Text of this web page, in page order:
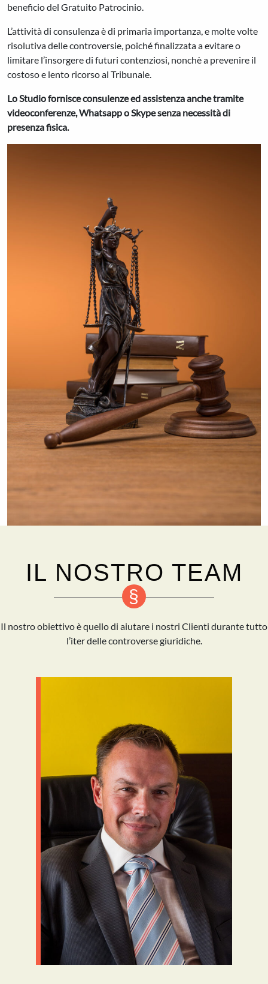
beneficio del Gratuito Patrocinio.
L’attività di consulenza è di primaria importanza, e molte volte
risolutiva delle controversie, poiché finalizzata a evitare o
limitare l’insorgere di futuri contenziosi, nonchè a prevenire il
costoso e lento ricorso al Tribunale.
Lo Studio fornisce consulenze ed assistenza anche tramite
videoconferenze, Whatsapp o Skype senza necessità di
presenza fisica.
IL NOSTRO TEAM
Il nostro obiettivo è quello di aiutare i nostri Clienti durante tutto
l’iter delle controverse giuridiche.